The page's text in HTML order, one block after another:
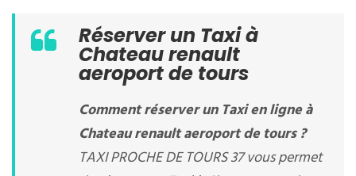
Réserver un Taxi à
Chateau renault
aeroport de tours
Comment réserver un Taxi en ligne à
Chateau renault aeroport de tours ?
TAXI PROCHE DE TOURS 37 vous permet